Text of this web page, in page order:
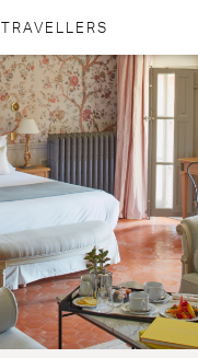
TRAVELLERS